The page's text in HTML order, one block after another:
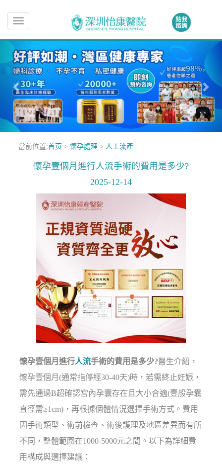
Toggle
navigation
當前位置:首页 > 懷孕處理 > 人工流產
懷孕壹個月進行人流手術的費用是多少?
2025-12-14
懷孕壹個月進行人流手術的費用是多少?醫生介紹，
懷孕壹個月(通常指停經30-40天)時，若需終止妊娠，
需先通過B超確認宮內孕囊存在且大小合適(壹般孕囊
直徑需≥1cm)，再根據個體情況選擇手術方式。費用
因手術類型、術前檢查、術後護理及地區差異而有所
不同，整體範圍在1000-5000元之間。以下為詳細費
用構成與選擇建議：